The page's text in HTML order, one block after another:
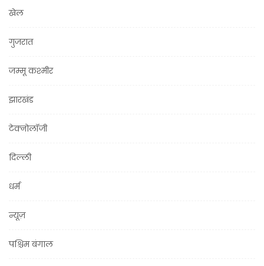
खेल
गुजरात
जम्मू कश्मीर
झारखंड
टेक्नोलॉजी
दिल्ली
धर्म
न्यूज़
पश्चिम बंगाल